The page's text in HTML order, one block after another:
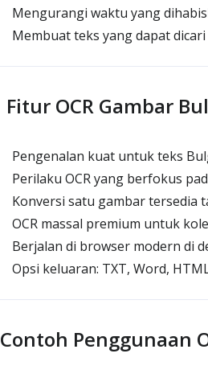
Mengurangi waktu yang
Membuat teks yang dapat
Fitur OCR Gambar
Pengenalan kuat untuk teks
Perilaku OCR yang berfokus
Konversi satu gambar tersedia
OCR massal premium untuk
Berjalan di browser modern di
Opsi keluaran: TXT, Word,
Contoh Penggunaan